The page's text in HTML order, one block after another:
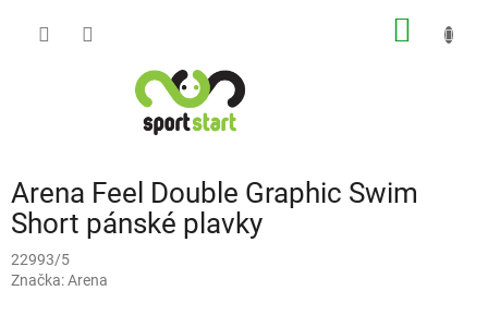
Arena Feel Double Graphic Swim
Short pánské plavky
22993/5
Značka:Arena